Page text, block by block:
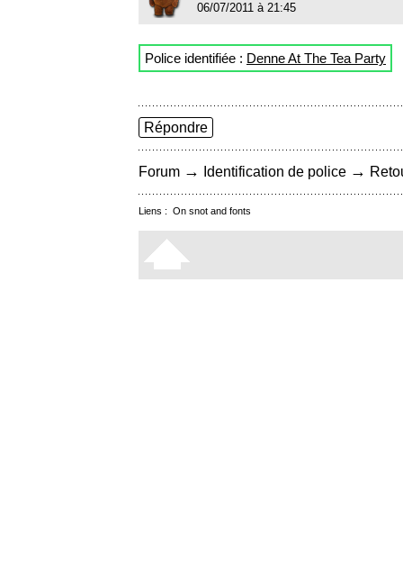
06/07/2011 à 21:45
Police identifiée : Denne At The Tea Party
Répondre
Forum → Identification de police →
Liens : On snot and fonts